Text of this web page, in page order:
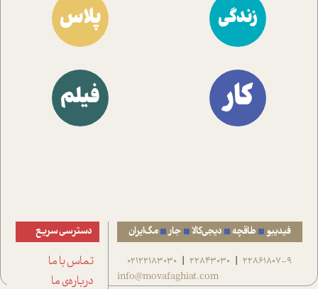
زندگی پلاس
کار فیلم
فیدیبو طاقچه دیجی‌کالا جار مگ‌ایران
22861807-9
|
22843030
|
02122183030
info@movafaghiat.com
دسترسی سریع
تماس با ما
درباره‌ی ما